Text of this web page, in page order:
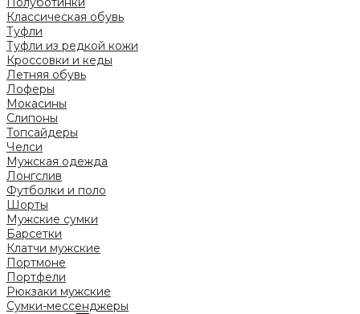
Классическая обувь
Туфли
Туфли из редкой кожи
Кроссовки и кеды
Летняя обувь
Лоферы
Мокасины
Слипоны
Топсайдеры
Челси
Мужская одежда
Лонгслив
Футболки и поло
Шорты
Мужские сумки
Барсетки
Клатчи мужские
Портмоне
Портфели
Рюкзаки мужские
Сумки-мессенджеры